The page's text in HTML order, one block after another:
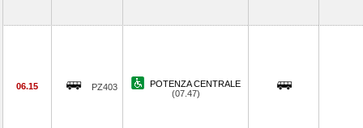
06.15 PZ403
POTENZA CENTRALE
(07.47)